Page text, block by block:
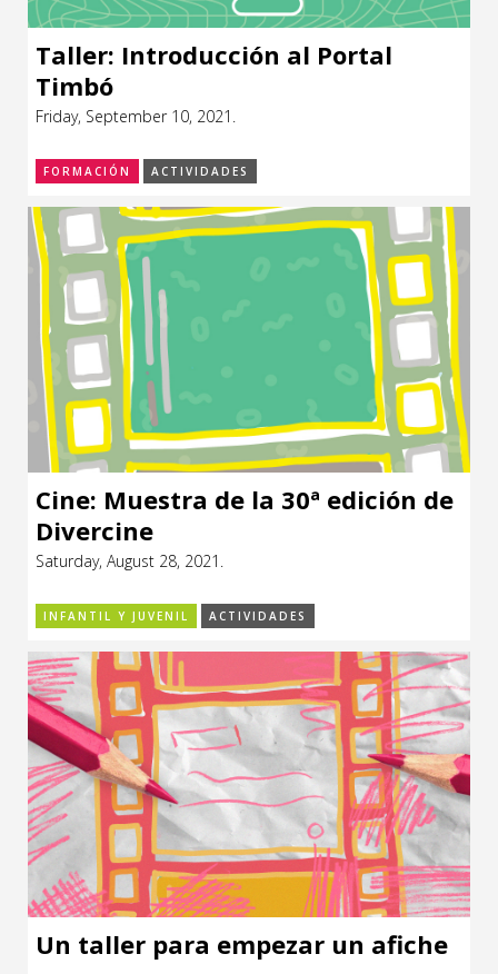
Taller: Introducción al Portal
Timbó
Friday, September 10, 2021.
FORMACIÓN ACTIVIDADES
Cine: Muestra de la 30ª edición de
Divercine
Saturday, August 28, 2021.
INFANTIL Y JUVENIL ACTIVIDADES
Un taller para empezar un afiche